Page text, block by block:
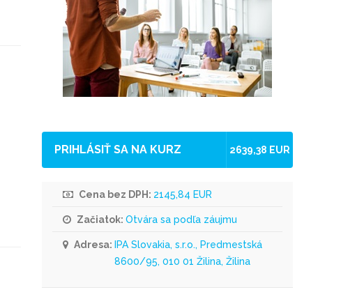
PRIHLÁSIŤ SA NA KURZ 2639,38 EUR
Cena bez DPH: 2145,84 EUR
Začiatok: Otvára sa podľa záujmu
Adresa: IPA Slovakia, s.r.o., Predmestská
8600/95, 010 01 Žilina, Žilina